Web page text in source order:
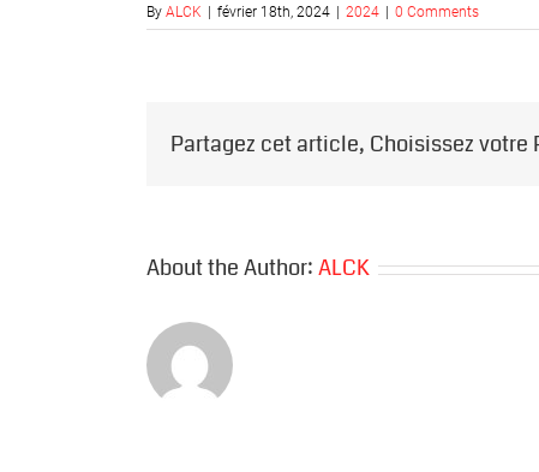
By ALCK février 18th, 2024 2024 0 Comments
Partagez cet article, Choisissez votre
About the Author:ALCK